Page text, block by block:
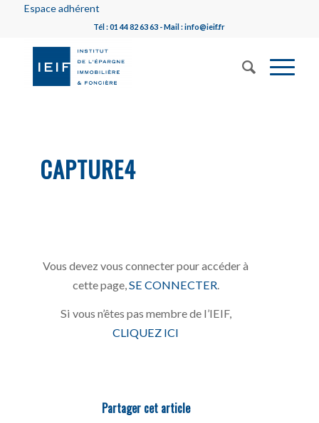
Espace adhérent
Tél : 01 44 82 63 63 - Mail : info@ieif.fr
CAPTURE4
Vous devez vous connecter pour accéder à
cette page, SE CONNECTER
Si vous n’êtes pas membre de l’IEIF,
CLIQUEZ ICI
Partager cet article